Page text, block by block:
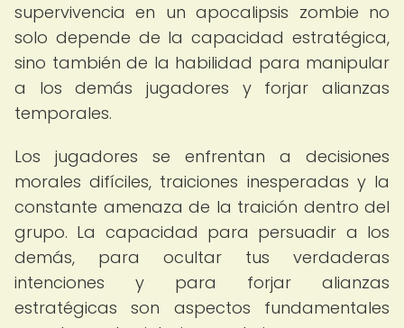
supervivencia en un apocalipsis zombie no
solo depende de la capacidad estratégica,
sino también de la habilidad para manipular
a los demás jugadores y forjar alianzas
temporales.
Los jugadores se enfrentan a decisiones
morales difíciles, traiciones inesperadas y la
constante amenaza de la traición dentro del
grupo. La capacidad para persuadir a los
demás, para ocultar tus verdaderas
intenciones y para forjar alianzas
estratégicas son aspectos fundamentales